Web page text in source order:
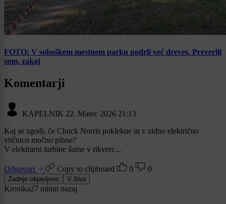
FOTO: V soboškem mestnem parku podrli več dreves. Preverili
smo, zakaj
Komentarji
KAPELNIK 22. Marec 2026 21:13
Kaj se zgodi, če Chuck Norris poklekne in v zidno električno
vtičnico močno pihne?
V elektrarni turbine šutne v rikverc...
Odgovori Copy to clipboard 0 0
Zadnje objavljeno V živo
Kronika27 minut nazaj